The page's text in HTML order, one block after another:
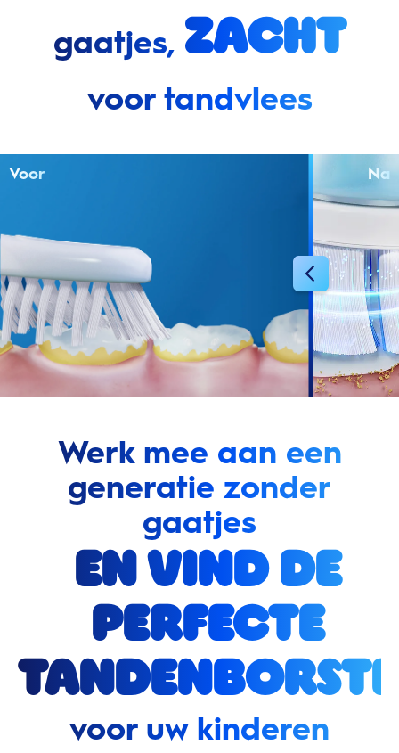
gaatjes, zacht
voor tandvlees
Voor Na
Werk mee aan een
generatie zonder
gaatjes
en vind de
perfecte
tandenborste
voor uw kinderen